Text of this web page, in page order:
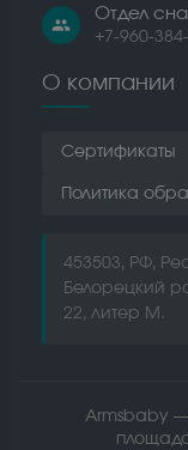
people
Отдел
+7-960-
О компании
Сертификаты
Политика
453503, РФ,
Белорецкий
22, литер М.
Armsbaby —